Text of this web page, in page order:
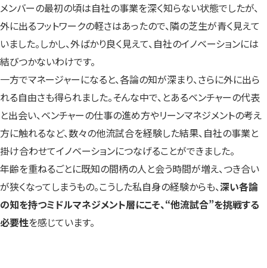
メンバーの最初の頃は自社の事業を深く知らない状態でしたが、
外に出るフットワークの軽さはあったので、隣の芝生が青く見えて
いました。しかし、外ばかり良く見えて、自社のイノベーションには
結びつかないわけです。
一方でマネージャーになると、各論の知が深まり、さらに外に出ら
れる自由さも得られました。そんな中で、とあるベンチャーの代表
と出会い、ベンチャーの仕事の進め方やリーンマネジメントの考え
方に触れるなど、数々の他流試合を経験した結果、自社の事業と
掛け合わせてイノベーションにつなげることができました。
年齢を重ねるごとに既知の間柄の人と会う時間が増え、つき合い
が狭くなってしまうもの。こうした私自身の経験からも、深い各論
の知を持つミドルマネジメント層にこそ、“他流試合”を挑戦する
必要性を感じています。